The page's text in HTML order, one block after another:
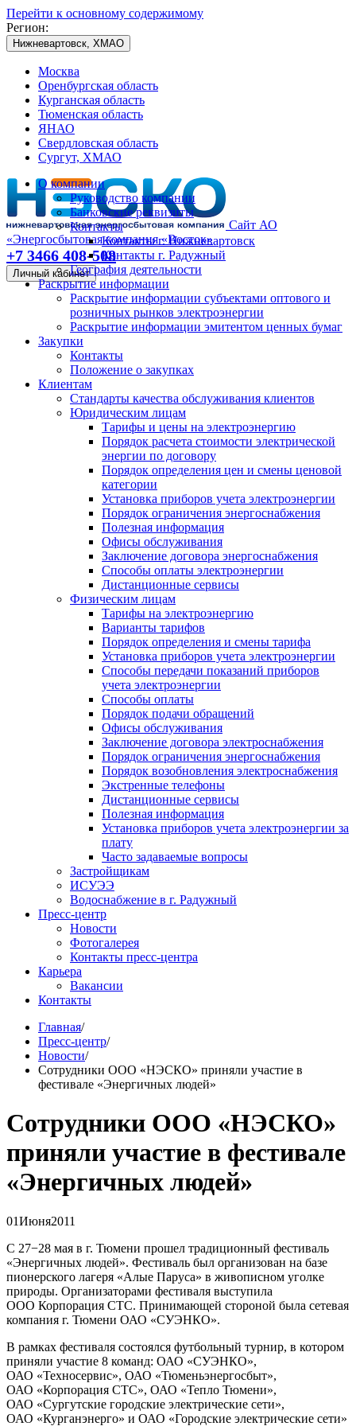
Перейти к основному содержимому
Регион:
Нижневартовск, ХМАО
Москва
Оренбургская область
Курганская область
Тюменская область
ЯНАО
Свердловская область
Сургут, ХМАО
Сайт АО
«Энергосбытовая компания «Восток»
+7 3466 408-508
Личный кабинет
О компании
Руководство компании
Банковские реквизиты
Контакты
Контакты г. Нижневартовск
Контакты г. Радужный
География деятельности
Раскрытие информации
Раскрытие информации субъектами оптового и
розничных рынков электроэнергии
Раскрытие информации эмитентом ценных бумаг
Закупки
Контакты
Положение о закупках
Клиентам
Стандарты качества обслуживания клиентов
Юридическим лицам
Тарифы и цены на электроэнергию
Порядок расчета стоимости электрической
энергии по договору
Порядок определения цен и смены ценовой
категории
Установка приборов учета электроэнергии
Порядок ограничения энергоснабжения
Полезная информация
Офисы обслуживания
Заключение договора энергоснабжения
Способы оплаты электроэнергии
Дистанционные сервисы
Физическим лицам
Тарифы на электроэнергию
Варианты тарифов
Порядок определения и смены тарифа
Установка приборов учета электроэнергии
Способы передачи показаний приборов
учета электроэнергии
Способы оплаты
Порядок подачи обращений
Офисы обслуживания
Заключение договора электроснабжения
Порядок ограничения энергоснабжения
Порядок возобновления электроснабжения
Экстренные телефоны
Дистанционные сервисы
Полезная информация
Установка приборов учета электроэнергии за
плату
Часто задаваемые вопросы
Застройщикам
ИСУЭЭ
Водоснабжение в г. Радужный
Пресс-центр
Новости
Фотогалерея
Контакты пресс-центра
Карьера
Вакансии
Контакты
Главная/
Пресс-центр/
Новости/
Сотрудники ООО «НЭСКО» приняли участие в
фестивале «Энергичных людей»
Сотрудники ООО «НЭСКО»
приняли участие в фестивале
«Энергичных людей»
01Июня2011
С 27−28 мая в г. Тюмени прошел традиционный фестиваль
«Энергичных людей». Фестиваль был организован на базе
пионерского лагеря «Алые Паруса» в живописном уголке
природы. Организаторами фестиваля выступила
ООО Корпорация СТС. Принимающей стороной была сетевая
компания г. Тюмени ОАО «СУЭНКО».
В рамках фестиваля состоялся футбольный турнир, в котором
приняли участие 8 команд: ОАО «СУЭНКО»,
ОАО «Техносервис», ОАО «Тюменьэнергосбыт»,
ОАО «Корпорация СТС», ОАО «Тепло Тюмени»,
ОАО «Сургутские городские электрические сети»,
ОАО «Курганэнерго» и ОАО «Городские электрические сети»